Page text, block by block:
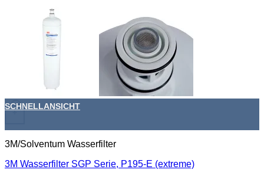
+
SCHNELLANSICHT
3M/Solventum Wasserfilter
3M Wasserfilter SGP Serie, P195-E (extreme)